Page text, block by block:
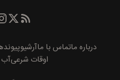
درباره ماتماس با ماآرشیو
اوقات شرعیآب